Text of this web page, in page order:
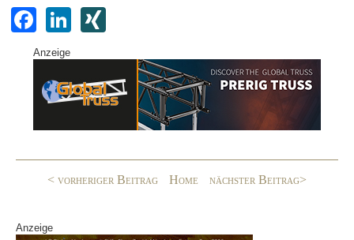
F
a
c
e
o
Li
k
e
G
Anzeige
< vorheriger Beitrag Home nächster Beitrag>
Anzeige